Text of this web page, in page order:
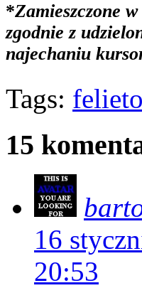
*Zamieszczone
zgodnie z
najechaniu
Tags:
15
16
20:53